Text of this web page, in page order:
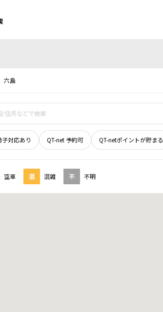
六島
子対応あり QT-net 予約可 QT-netポイントが貯まる
空車 混 混雑 不 不明